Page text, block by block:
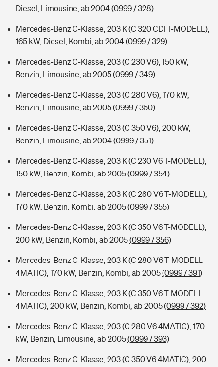
Diesel, Limousine, ab 2004(0999 / 328)
Mercedes-Benz C-Klasse, 203 K (C 320 CDI T-MODELL),
165 kW, Diesel, Kombi, ab 2004(0999 / 329)
Mercedes-Benz C-Klasse, 203 (C 230 V6), 150 kW,
Benzin, Limousine, ab 2005(0999 / 349)
Mercedes-Benz C-Klasse, 203 (C 280 V6), 170 kW,
Benzin, Limousine, ab 2005(0999 / 350)
Mercedes-Benz C-Klasse, 203 (C 350 V6), 200 kW,
Benzin, Limousine, ab 2004(0999 / 351)
Mercedes-Benz C-Klasse, 203 K (C 230 V6 T-MODELL),
150 kW, Benzin, Kombi, ab 2005(0999 / 354)
Mercedes-Benz C-Klasse, 203 K (C 280 V6 T-MODELL),
170 kW, Benzin, Kombi, ab 2005(0999 / 355)
Mercedes-Benz C-Klasse, 203 K (C 350 V6 T-MODELL),
200 kW, Benzin, Kombi, ab 2005(0999 / 356)
Mercedes-Benz C-Klasse, 203 K (C 280 V6 T-MODELL
4MATIC), 170 kW, Benzin, Kombi, ab 2005(0999 / 391)
Mercedes-Benz C-Klasse, 203 K (C 350 V6 T-MODELL
4MATIC), 200 kW, Benzin, Kombi, ab 2005(0999 / 392)
Mercedes-Benz C-Klasse, 203 (C 280 V6 4MATIC), 170
kW, Benzin, Limousine, ab 2005(0999 / 393)
Mercedes-Benz C-Klasse, 203 (C 350 V6 4MATIC), 200